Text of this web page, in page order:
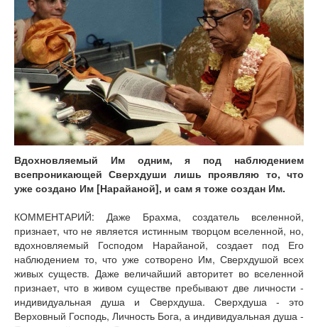
Книги
Аудио
Видео
Контакты
Наши контакты
Помощь Швета Двипе
Вдохновляемый Им одним, я под наблюдением
всепроникающей Сверхдуши лишь проявляю то, что
уже создано Им [Нарайаной], и сам я тоже создан Им.
КОММЕНТАРИЙ: Даже Брахма, создатель вселенной,
признает, что не является истинным творцом вселенной, но,
вдохновляемый Господом Нарайаной, создает под Его
наблюдением то, что уже сотворено Им, Сверхдушой всех
живых существ. Даже величайший авторитет во вселенной
признает, что в живом существе пребывают две личности -
индивидуальная душа и Сверхдуша. Сверхдуша - это
Верховный Господь, Личность Бога, а индивидуальная душа -